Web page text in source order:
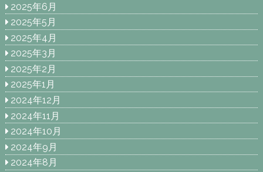
2025年6月
2025年5月
2025年4月
2025年3月
2025年2月
2025年1月
2024年12月
2024年11月
2024年10月
2024年9月
2024年8月